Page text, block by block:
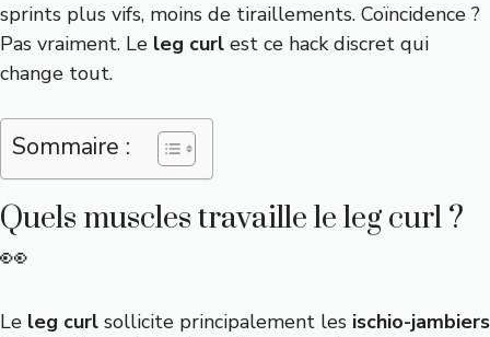
sprints plus vifs, moins de tiraillements. Coïncidence ?
Pas vraiment. Le leg curl est ce hack discret qui
change tout.
Sommaire :
Quels muscles travaille le leg curl ?
👀
Le leg curl sollicite principalement les ischio-jambiers